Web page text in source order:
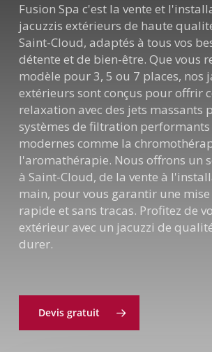
Fusion Spa c'est la vente et
jacuzzis extérieurs de haute
Saint-Cloud, adaptés à tous vos
détente et de bien-être. Que vous
modèle pour 3, 5 ou 7 places, nos
extérieurs sont conçus pour offrir
relaxation avec des jets massants
systèmes de filtration
modernes comme la
l'aromathérapie. Nous offrons un
à Saint-Cloud, de la vente à
main, pour vous garantir une mise
rapide et sans tracas. Profitez de
extérieur avec un jacuzzi de
durer.
Devis gratuit